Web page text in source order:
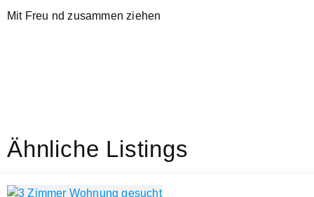
Mit Freu nd zusammen ziehen
Ähnliche Listings